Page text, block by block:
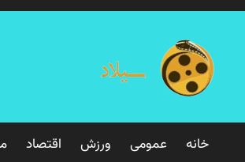
خانه عمومی ورزش اقتصاد